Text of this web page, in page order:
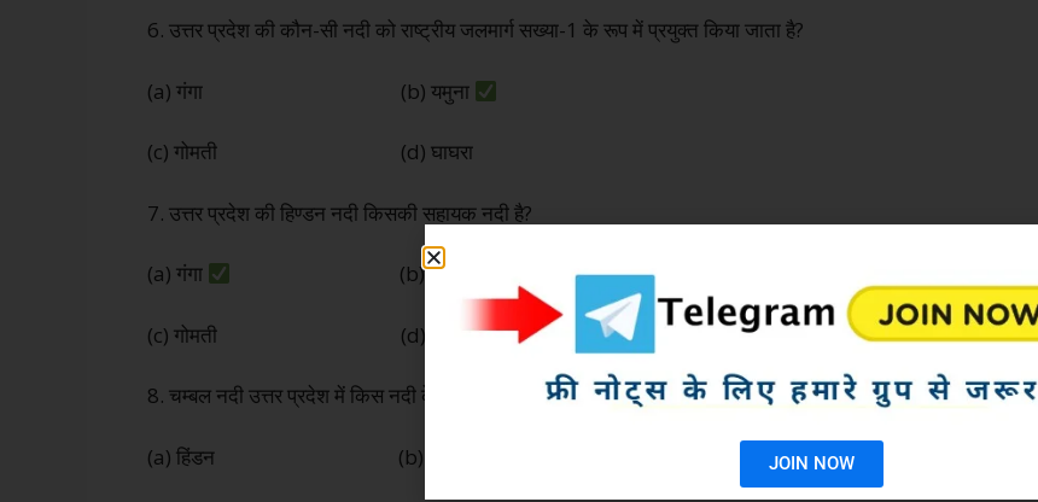
6. उत्तर प्रदेश की कौन-सी नदी को राष्ट्रीय जलमार्ग सख्या-1 के रूप में प्रयुक्त किया जाता है?
(a) गंगा (b) यमुना
(c) गोमती (d) घाघरा
7. उत्तर प्रदेश की हिण्डन नदी किसकी सहायक नदी है?
(a) गंगा (b) यमुना
(c) गोमती (d) गंडक
8. चम्बल नदी उत्तर प्रदेश में किस नदी के साथ संगम बनाती है?
(a) हिंडन (b) घाघरा JOIN NOW